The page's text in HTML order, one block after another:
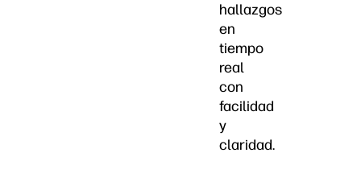
hallazgos
en
tiempo
real
con
facilidad
y
claridad.